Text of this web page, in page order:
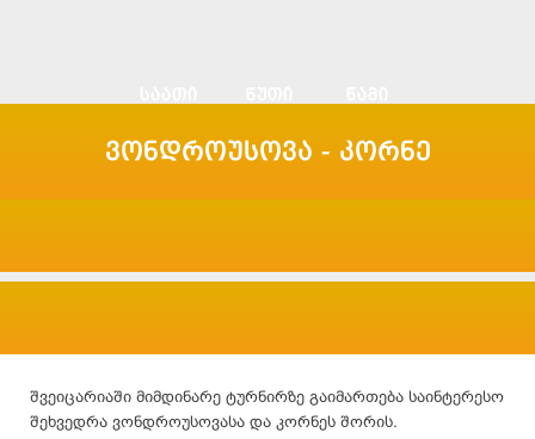
ვონდროუსოვა - კორნე
შვეიცარიაში მიმდინარე ტურნირზე გაიმართება საინტერესო
შეხვედრა ვონდროუსოვასა და კორნეს შორის.